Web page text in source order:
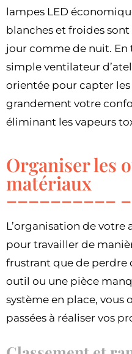
lampes LED
blanches et froides
jour comme de nuit.
simple ventilateur
orientée pour capter
grandement votre
éliminant les vapeurs
Organiser les
matériaux
L’organisation de
pour travailler de
frustrant que de perdre
outil ou une pièce
système en place, vous
passées à réaliser vos